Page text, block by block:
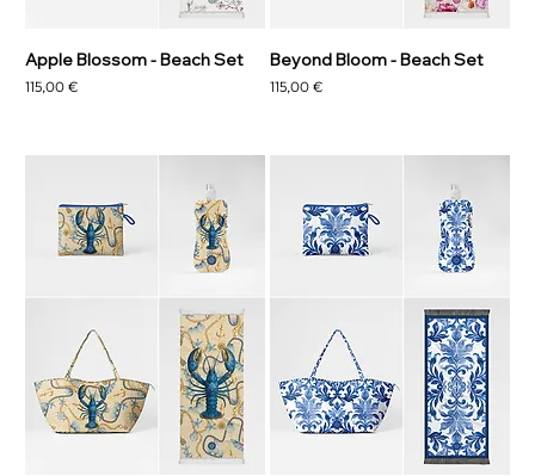
Apple Blossom - Beach Set
Prezzo
115,00 €
Beyond Bloom - Beach Set
Prezzo
115,00 €